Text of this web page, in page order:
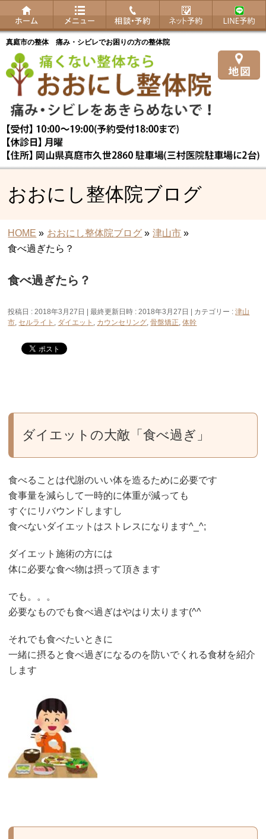
真庭市の整体 痛み・シビレでお困りの方の整体院
おおにし整体院ブログ
HOME » おおにし整体院ブログ » 津山市 »
食べ過ぎたら？
食べ過ぎたら？
投稿日 : 2018年3月27日 最終更新日時 : 2018年3月27日 カテゴリー :津山
市, セルライト , ダイエット , カウンセリング,骨盤矯正,体幹
ダイエットの大敵「食べ過ぎ」
食べることは代謝のいい体を造るために必要です
食事量を減らして一時的に体重が減っても
すぐにリバウンドしますし
食べないダイエットはストレスになります^_^;
ダイエット施術の方には
体に必要な食べ物は摂って頂きます
でも。。。
必要なものでも食べ過ぎはやはり太ります(^^ゞ
それでも食べたいときに
一緒に摂ると食べ過ぎになるのを防いでくれる食材を紹介
します